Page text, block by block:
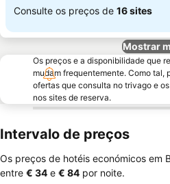
Consulte os preços de 16 sites
Mostrar
Os preços e a disponibilidade que
mudam frequentemente. Como tal,
ofertas que consulta no trivago e
nos sites de reserva.
Intervalo de preços
Os preços de hotéis económicos em
entre ‎€ 34 e ‎€ 84 por noite.